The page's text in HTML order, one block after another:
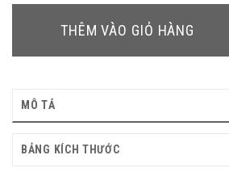
THÊM VÀO GIỎ HÀNG
MÔ TẢ
BẢNG KÍCH THƯỚC